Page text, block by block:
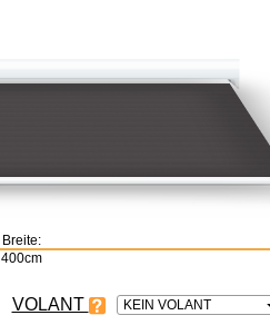
Breite:
400cm
VOLANT KEIN VOLANT